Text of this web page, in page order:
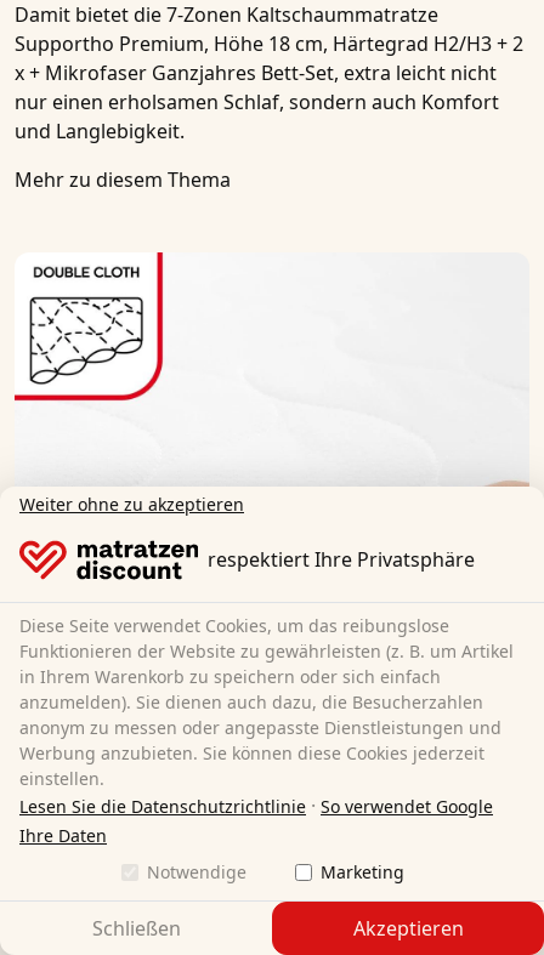
Damit bietet die7-Zonen Kaltschaummatratze
Supportho Premium, Höhe 18 cm, Härtegrad H2/H3 + 2
x + Mikrofaser Ganzjahres Bett-Set, extra leicht nicht
nur einen erholsamen Schlaf, sondern auch Komfort
und Langlebigkeit.
Mehr zu diesem Thema
Doppeltuchbezug:
Der Bezug derKaltschaummatratze Supportho
Premium, Höhe 18 cm, Härtegrad H2/H3 + 2 x +
Mikrofaser Ganzjahres Bett-Set, extra leichtbesteht aus
Weiter ohne zu akzeptieren
respektiert Ihre Privatsphäre
Diese Seite verwendet Cookies, um das reibungslose
Funktionieren der Website zu gewährleisten (z. B. um Artikel
in Ihrem Warenkorb zu speichern oder sich einfach
anzumelden). Sie dienen auch dazu, die Besucherzahlen
anonym zu messen oder angepasste Dienstleistungen und
Werbung anzubieten. Sie können diese Cookies jederzeit
einstellen.
Lesen Sie die Datenschutzrichtlinie · So verwendet Google
Ihre Daten
Notwendige
Marketing
Schließen Akzeptieren